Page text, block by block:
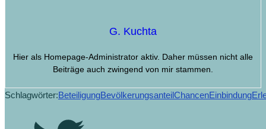
G. Kuchta
Hier als Homepage-Administrator aktiv. Daher müssen nicht alle
Beiträge auch zwingend von mir stammen.
Schlagwörter:BeteiligungBevölkerungsanteilChancenEinbindung